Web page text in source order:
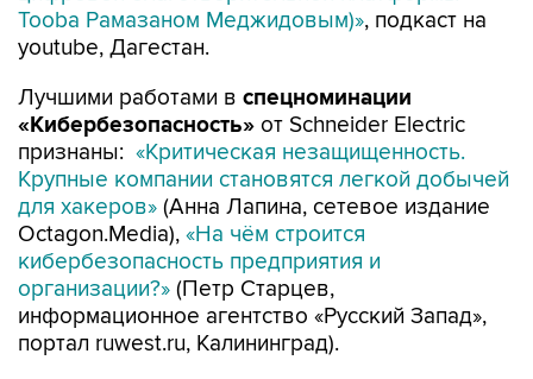
Tooba Рамазаном Меджидовым)», подкаст на
youtube, Дагестан.
Лучшими работами в спецноминации
«Кибербезопасность» от Schneider Electric
признаны: «Критическая незащищенность.
Крупные компании становятся легкой добычей
для хакеров» (Анна Лапина, сетевое издание
Octagon.Media), «На чём строится
кибербезопасность предприятия и
организации?» (Петр Старцев,
информационное агентство «Русский Запад»,
портал ruwest.ru, Калининград).